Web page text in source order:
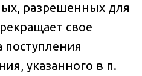
разрешенных для
свое
поступления
указанного в п.